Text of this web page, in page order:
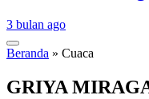
3 bulan ago
Beranda » Cuaca
GRIYA